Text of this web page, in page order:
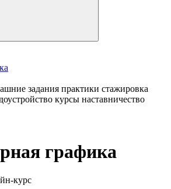
задания практики стажировка
курсы наставничество
графика
курс